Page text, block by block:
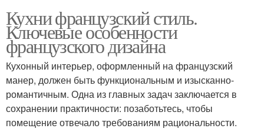
Кухни французский стиль.
Ключевые особенности
французского дизайна
Кухонный интерьер, оформленный на французский
манер, должен быть функциональным и изысканно-
романтичным. Одна из главных задач заключается в
сохранении практичности: позаботьтесь, чтобы
помещение отвечало требованиям рациональности.